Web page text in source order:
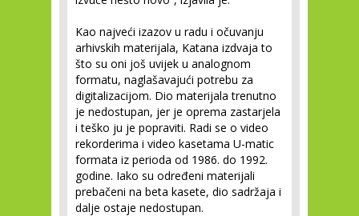
Kao najveći izazov u radu i očuvanju
arhivskih materijala, Katana izdvaja to
što su oni još uvijek u analognom
formatu, naglašavajući potrebu za
digitalizacijom. Dio materijala trenutno
je nedostupan, jer je oprema zastarjela
i teško ju je popraviti. Radi se o video
rekorderima i video kasetama U-matic
formata iz perioda od 1986. do 1992.
godine. Iako su određeni materijali
prebačeni na beta kasete, dio sadržaja i
dalje ostaje nedostupan.